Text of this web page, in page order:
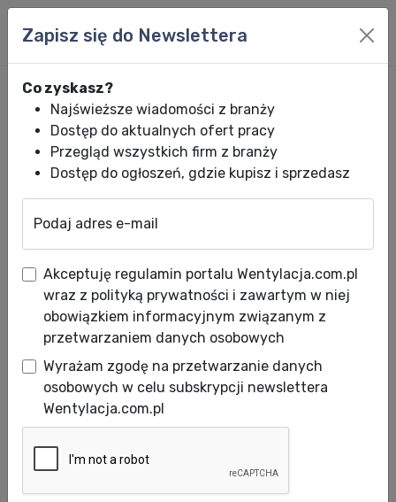
Kiedy czyścić klimatyzator?
Data publikacji: 08.01.2019
Na wiosnę najczęściej wspominamy o
konieczności porządków, wietrzenia naszych
domów po zimie itd. Nie zapominajmy też o
upalne dni i dogrzewaniu w zimowe wieczory
warto przyjrzeć się, czy nie zachodzi
Zapisz się do Newslettera
Co zyskasz?
Najświeższe wiadomości z branży
Dostęp do aktualnych ofert pracy
Przegląd wszystkich firm z branży
Dostęp do ogłoszeń, gdzie kupisz i sprzedasz
Podaj adres e-mail
Akceptuję regulamin portalu Wentylacja.com.pl
wraz z polityką prywatności i zawartym w niej
obowiązkiem informacyjnym związanym z
przetwarzaniem danych osobowych
Wyrażam zgodę na przetwarzanie danych
osobowych w celu subskrypcji newslettera
Wentylacja.com.pl